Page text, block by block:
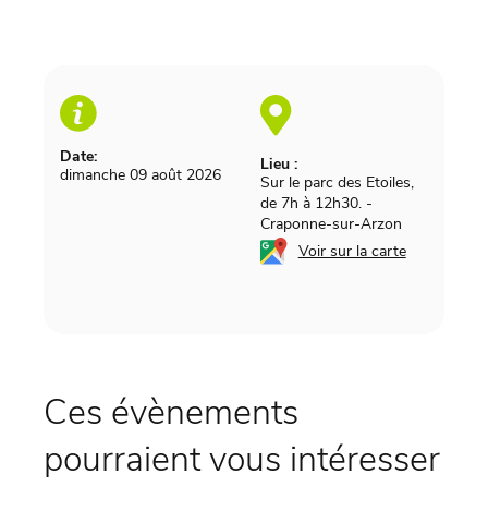
Date:
dimanche 09 août 2026
Lieu :
Sur le parc des Etoiles,
de 7h à 12h30. -
Craponne-sur-Arzon
Voir sur la carte
Ces évènements
pourraient vous intéresser